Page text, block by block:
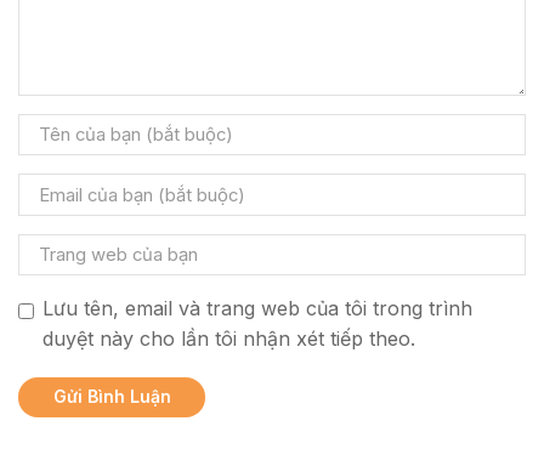
Lưu tên, email và trang web của tôi trong trình
duyệt này cho lần tôi nhận xét tiếp theo.